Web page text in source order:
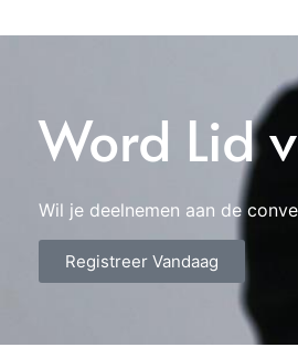
Word Lid
Wil je deelnemen aan de
Registreer Vandaag